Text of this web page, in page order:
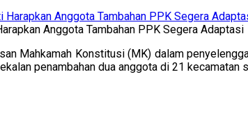
Anggota Tambahan PPK Segera Adaptasi
Mahkamah Konstitusi (MK) dalam
penambahan dua anggota di 21 kecamatan